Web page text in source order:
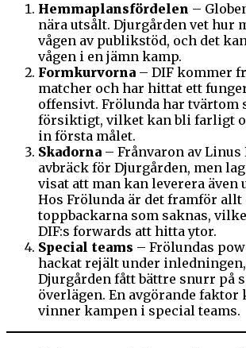
Hemmaplansfördelen –
nära utsålt. Djurgården vet hur
vågen av publikstöd, och det
vågen i en jämn kamp.
Formkurvorna – DIF kommer
matcher och har hittat ett
offensivt. Frölunda har tvärtom
försiktigt, vilket kan bli farligt
in första målet.
Skadorna – Frånvaron av Linus
avbräck för Djurgården, men
visat att man kan leverera även
Hos Frölunda är det framför allt
toppbackarna som saknas,
DIF:s forwards att hitta ytor.
Special teams – Frölundas
hackat rejält under
Djurgården fått bättre snurr på
överlägen. En avgörande faktor
vinner kampen i special teams.